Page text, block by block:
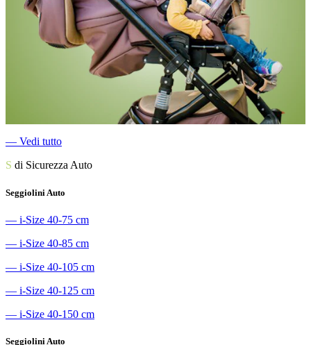
― Vedi tutto
S di Sicurezza Auto
Seggiolini Auto
― i-Size 40-75 cm
― i-Size 40-85 cm
― i-Size 40-105 cm
― i-Size 40-125 cm
― i-Size 40-150 cm
Seggiolini Auto